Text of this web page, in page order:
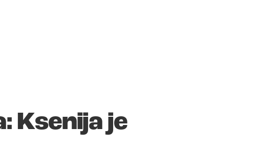
Ksenija je